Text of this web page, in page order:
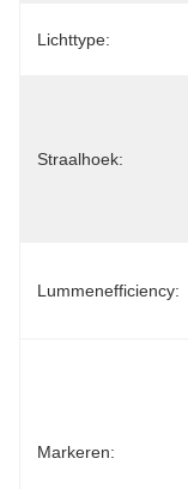
Lichttype:
Straalhoek:
Lummenefficiency:
Markeren: